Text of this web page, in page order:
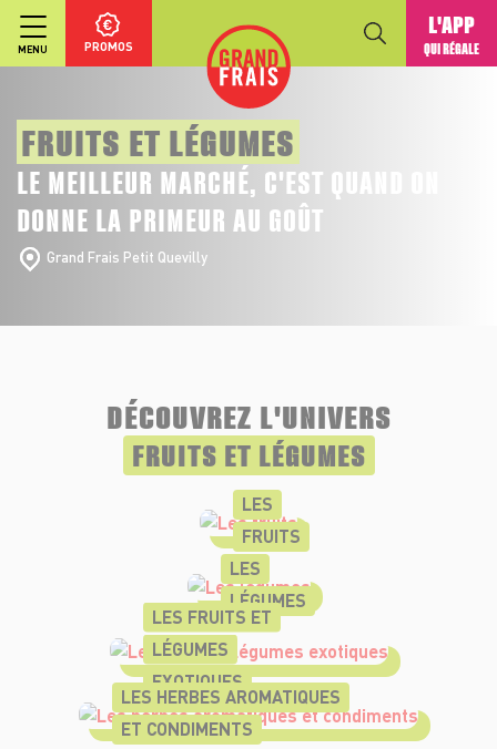
MENU PROMOS
L'APP
QUI RÉGALE
FRUITS ET LÉGUMES
LE MEILLEUR MARCHÉ, C'EST QUAND ON
DONNE LA PRIMEUR AU GOÛT
Grand Frais Petit Quevilly
DÉCOUVREZ L'UNIVERS
FRUITS ET LÉGUMES
LES
FRUITS
LES
LÉGUMES
LES FRUITS ET
LÉGUMES
EXOTIQUES
LES HERBES AROMATIQUES
ET CONDIMENTS